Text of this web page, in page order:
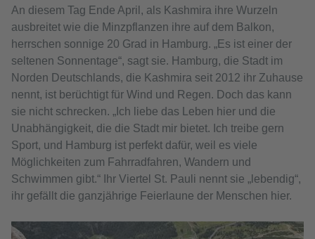
An diesem Tag Ende April, als Kashmira ihre Wurzeln
ausbreitet wie die Minzpflanzen ihre auf dem Balkon,
herrschen sonnige 20 Grad in Hamburg. „Es ist einer der
seltenen Sonnentage“, sagt sie. Hamburg, die Stadt im
Norden Deutschlands, die Kashmira seit 2012 ihr Zuhause
nennt, ist berüchtigt für Wind und Regen. Doch das kann
sie nicht schrecken. „Ich liebe das Leben hier und die
Unabhängigkeit, die die Stadt mir bietet. Ich treibe gern
Sport, und Hamburg ist perfekt dafür, weil es viele
Möglichkeiten zum Fahrradfahren, Wandern und
Schwimmen gibt.“ Ihr Viertel St. Pauli nennt sie „lebendig“,
ihr gefällt die ganzjährige Feierlaune der Menschen hier.